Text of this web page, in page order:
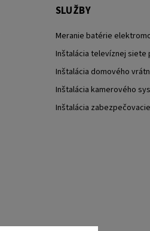
SLUŽBY
Meranie batérie
Inštalácia televíznej siete
Inštalácia domového
Inštalácia kamerového
Inštalácia